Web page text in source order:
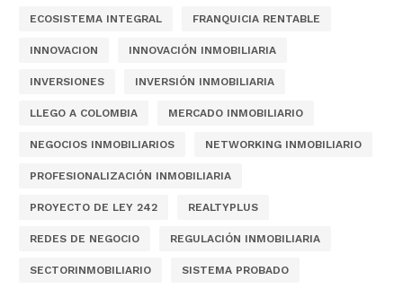
ECOSISTEMA INTEGRAL FRANQUICIA RENTABLE
INNOVACION INNOVACIÓN INMOBILIARIA
INVERSIONES INVERSIÓN INMOBILIARIA
LLEGO A COLOMBIA MERCADO INMOBILIARIO
NEGOCIOS INMOBILIARIOS NETWORKING INMOBILIARIO
PROFESIONALIZACIÓN INMOBILIARIA
PROYECTO DE LEY 242 REALTYPLUS
REDES DE NEGOCIO REGULACIÓN INMOBILIARIA
SECTORINMOBILIARIO SISTEMA PROBADO